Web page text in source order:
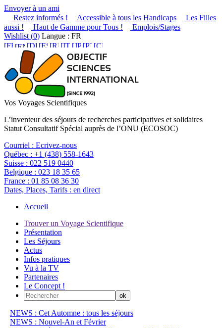
Envoyer à un ami
Restez informés !
Accessible à tous les Handicaps
Les Filles
aussi !
Haut de Gamme pour Tous !
Emplois/Stages
Wishlist (0) Langue : FR
Vos Voyages Scientifiques
L’inventeur des séjours de recherches participatives et solidaires
Statut Consultatif Spécial auprès de l’ONU (ECOSOC)
Courriel : Ecrivez-nous
Québec : +1 (438) 558-1643
Suisse : 022 519 0440
Belgique : 023 18 35 65
France : 01 85 08 36 30
Dates, Places, Tarifs : en direct
Accueil
Trouver un Voyage Scientifique
Présentation
Les Séjours
Actus
Infos pratiques
Vu à la TV
Partenaires
Le Concept !
NEWS : Cet Automne : tous les séjours
NEWS : Nouvel-An et Février